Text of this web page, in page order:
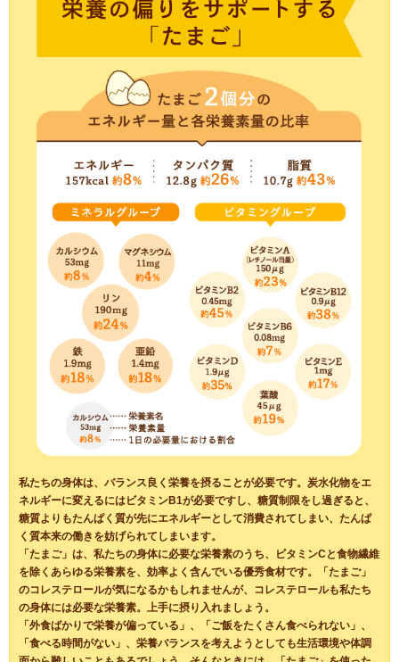
私たちの身体は、バランス良く栄養を摂ることが必要です。炭水化物をエ
ネルギーに変えるにはビタミンB1が必要ですし、糖質制限をし過ぎると、
糖質よりもたんぱく質が先にエネルギーとして消費されてしまい、たんぱ
く質本来の働きを妨げられてしまいます。
「たまご」は、私たちの身体に必要な栄養素のうち、ビタミンCと食物繊維
を除くあらゆる栄養素を、効率よく含んでいる優秀食材です。「たまご」
のコレステロールが気になるかもしれませんが、コレステロールも私たち
の身体には必要な栄養素。上手に摂り入れましょう。
「外食ばかりで栄養が偏っている」、「ご飯をたくさん食べられない」、
「食べる時間がない」、栄養バランスを考えようとしても生活環境や体調